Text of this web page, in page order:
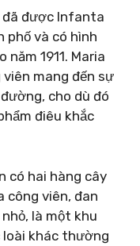
đã được Infanta
phố và có hình
1911. Maria
mang đến sự
cho dù đó
điêu khắc
có hai hàng cây
công viên, đan
là một khu
khác thường